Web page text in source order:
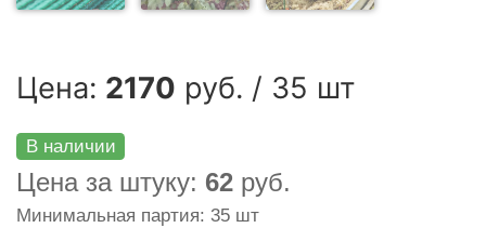
Цена: 2170 руб. / 35 шт
В наличии
Цена за штуку: 62 руб.
Минимальная партия: 35 шт